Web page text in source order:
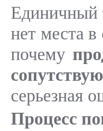
Единичный
нет места
почему
серьезная
Процесс